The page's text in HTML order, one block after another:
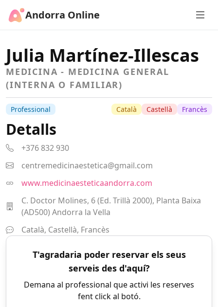
Andorra Online
Julia Martínez-Illescas
MEDICINA - MEDICINA GENERAL
(INTERNA O FAMILIAR)
Professional Català Castellà Francès
Detalls
+376 832 930
centremedicinaestetica@gmail.com
www.medicinaesteticaandorra.com
C. Doctor Molines, 6 (Ed. Trillà 2000), Planta Baixa
(AD500) Andorra la Vella
Català, Castellà, Francès
T'agradaria poder reservar els seus
serveis des d'aquí?
Demana al professional que activi les reserves
fent click al botó.